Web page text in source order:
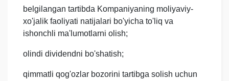
belgilangan tartibda Kompaniyaning moliyaviy-
xo'jalik faoliyati natijalari bo'yicha to'liq va
ishonchli ma'lumotlarni olish;
olindi dividendni bo'shatish;
qimmatli qog'ozlar bozorini tartibga solish uchun